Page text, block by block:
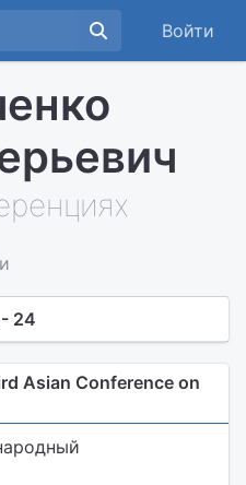
Войти
24
Asian Conference on